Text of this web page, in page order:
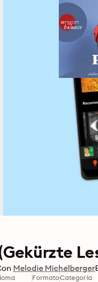
Melodie Michelberger
FormatoCategoría